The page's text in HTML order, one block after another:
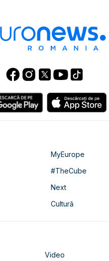
MyEurope
#TheCube
Next
Cultură
Video